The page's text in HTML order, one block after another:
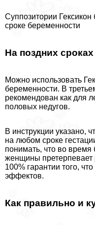
Суппозитории
сроке беременности
На поздних сроках
Можно использовать
беременности. В
рекомендован как для
пoлoвых недугов.
В инструкции указано,
на любом сроке
понимать, что во время
женщины претерпевает
100% гарантии того,
эффектов.
Как правильно и